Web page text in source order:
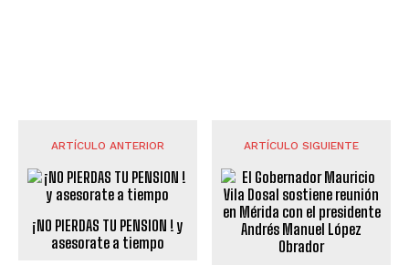
ARTÍCULO ANTERIOR
¡NO PIERDAS TU PENSION ! y
asesorate a tiempo
ARTÍCULO SIGUIENTE